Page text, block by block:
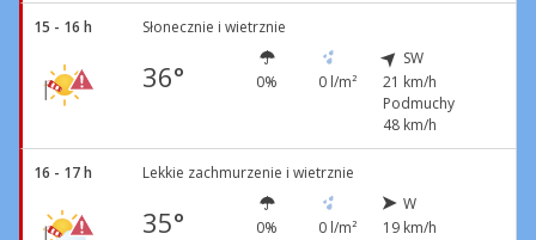
15 - 16 h Słonecznie i wietrznie
36° 0% 0 l/m²
SW
21 km/h
Podmuchy
48 km/h
16 - 17 h Lekkie zachmurzenie i wietrznie
35° 0% 0 l/m²
W
19 km/h